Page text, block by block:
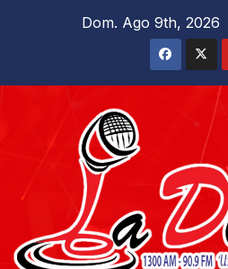
Dom. Ago 9th, 2026